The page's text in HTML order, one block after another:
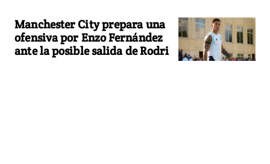
Manchester City prepara una
ofensiva por Enzo Fernández
ante la posible salida de Rodri